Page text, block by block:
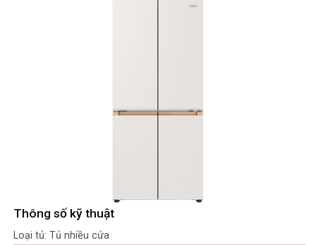
Thông số kỹ thuật
Loại tủ: Tủ nhiều cửa